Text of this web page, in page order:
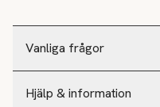
Vanliga frågor
Hjälp & information